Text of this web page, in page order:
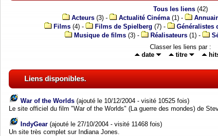
Tous les liens (42)
Acteurs (3) - Actualité Cinéma (1) -
Films(4) - Films de Spielberg (7) -
Généralistes
Musique de films(3) - Réalisateurs(1) -
Classer les liens par :
date
titre
Liens disponibles.
War of the Worlds (ajouté le 10/12/2004 - visité 10525 fois)
Le site officiel du film "War of the Worlds" (La guerre des mondes) de
IndyGear (ajouté le 27/10/2004 - visité 11468 fois)
Un site très complet sur Indiana Jones.